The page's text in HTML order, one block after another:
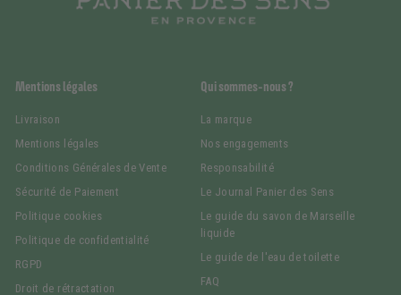
Mentions légales
Livraison
Mentions légales
Conditions Générales de Vente
Sécurité de Paiement
Politique cookies
Politique de confidentialité
RGPD
Droit de rétractation
Qui sommes-nous ?
La marque
Nos engagements
Responsabilité
Le Journal Panier des Sens
Le guide du savon de Marseille
liquide
Le guide de l'eau de toilette
FAQ